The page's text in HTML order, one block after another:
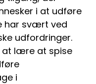
i at udføre
har svært ved
udfordringer.
at lære at spise
i